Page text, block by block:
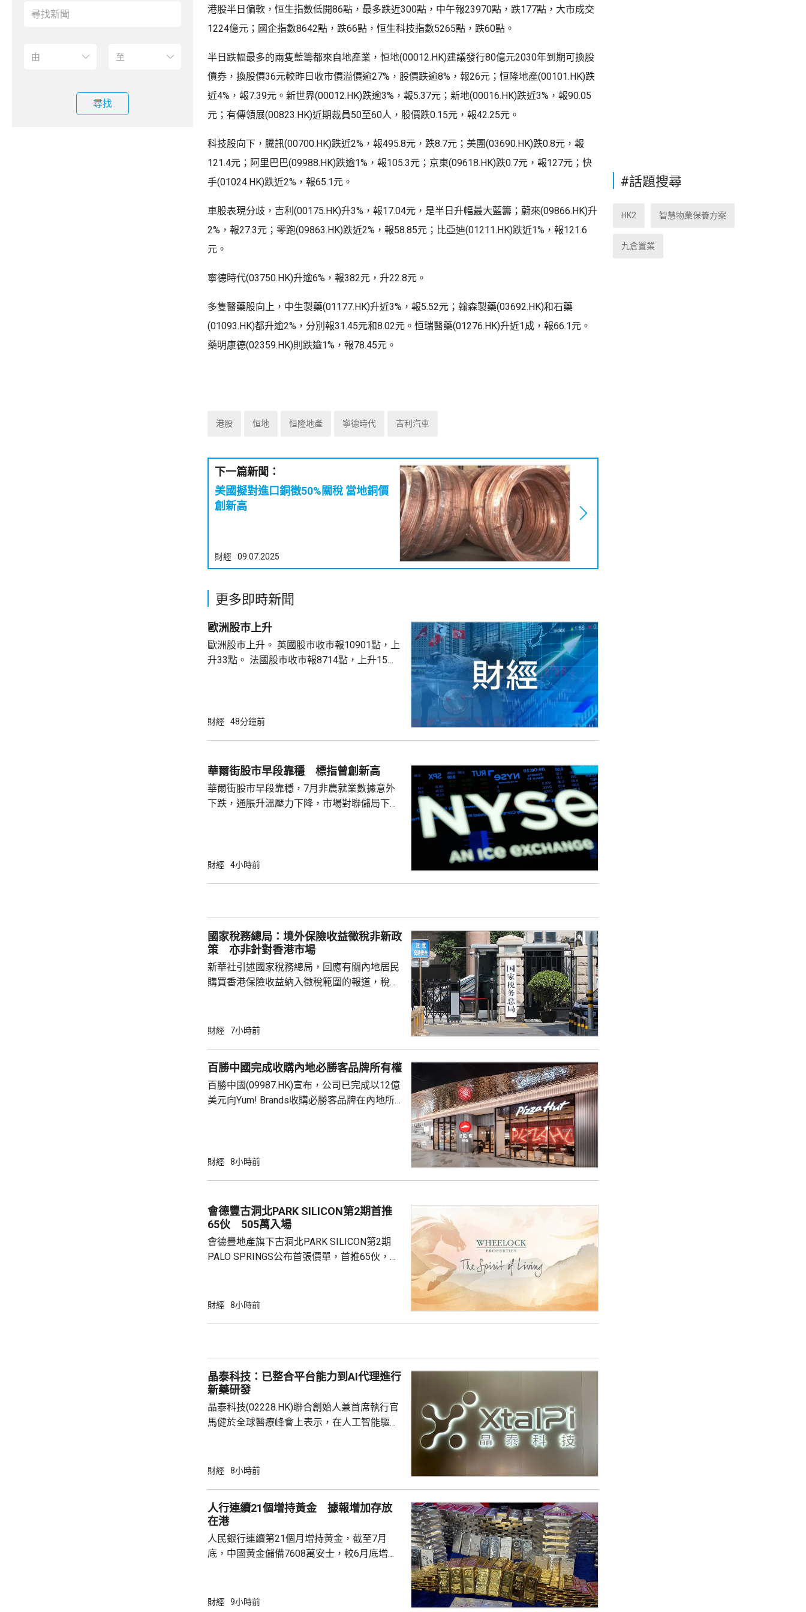
尋找
港股半日偏軟，恒生指數低開86點，最多跌近300點，中午報23970點，跌177點，大市成交
1224億元；國企指數8642點，跌66點，恒生科技指數5265點，跌60點。
半日跌幅最多的兩隻藍籌都來自地產業，恒地(00012.HK)建議發行80億元2030年到期可換股
債券，換股價36元較昨日收市價溢價逾27%，股價跌逾8%，報26元；恒隆地產(00101.HK)跌
近4%，報7.39元。新世界(00012.HK)跌逾3%，報5.37元；新地(00016.HK)跌近3%，報90.05
元；有傳領展(00823.HK)近期裁員50至60人，股價跌0.15元，報42.25元。
科技股向下，騰訊(00700.HK)跌近2%，報495.8元，跌8.7元；美團(03690.HK)跌0.8元，報
121.4元；阿里巴巴(09988.HK)跌逾1%，報105.3元；京東(09618.HK)跌0.7元，報127元；快
手(01024.HK)跌近2%，報65.1元。
車股表現分歧，吉利(00175.HK)升3%，報17.04元，是半日升幅最大藍籌；蔚來(09866.HK)升
2%，報27.3元；零跑(09863.HK)跌近2%，報58.85元；比亞迪(01211.HK)跌近1%，報121.6
元。
寧德時代(03750.HK)升逾6%，報382元，升22.8元。
多隻醫藥股向上，中生製藥(01177.HK)升近3%，報5.52元；翰森製藥(03692.HK)和石藥
(01093.HK)都升逾2%，分別報31.45元和8.02元。恒瑞醫藥(01276.HK)升近1成，報66.1元。
藥明康德(02359.HK)則跌逾1%，報78.45元。
港股 恒地 恒隆地產 寧德時代 吉利汽車
下一篇新聞：
美國擬對進口銅徵50%關稅 當地銅價
創新高
財經 09.07.2025
更多即時新聞
歐洲股巿上升
歐洲股巿上升。 英國股巿收巿報10901點，上
升33點。 法國股巿收巿報8714點，上升15
財經 48分鐘前
華爾街股市早段靠穩 標指曾創新高
華爾街股市早段靠穩，7月非農就業數據意外
下跌，通脹升溫壓力下降，市場對聯儲局下月
53965點，升80點； 標準普爾500指數報7737
財經 4小時前
國家稅務總局：境外保險收益徵稅非新政
策 亦非針對香港市場
新華社引述國家稅務總局，回應有關內地居民
購買香港保險收益納入徵稅範圍的報道，稅務
行納稅義務，境外保險收益也屬於應納稅所得
從境外取得，包括保險收益在內，應依法繳納
個人所得稅，是國際通行做法，亦是中國個人
所得稅法實施以來，一直堅持的基本原則...
財經 7小時前
百勝中國完成收購內地必勝客品牌所有權
百勝中國(09987.HK)宣布，公司已完成以12億
美元向Yum! Brands收購必勝客品牌在內地所
800家。 免去向Yum! Brands支付3%的特許經
2.8%。在計入交易相關成本、利息...
財經 8小時前
會德豐古洞北PARK SILICON第2期首推
65伙 505萬入場
會德豐地產旗下古洞北PARK SILICON第2期
PALO SPRINGS公布首張價單，首推65伙，扣
實均呎17671元。項目明日開放示範單位予公
財經 8小時前
晶泰科技：已整合平台能力到AI代理進行
新藥研發
晶泰科技(02228.HK)聯合創始人兼首席執行官
馬健於全球醫療峰會上表示，在人工智能驅動
需要降決不少跨尺度的複雜科學問題。他又
力整合為Genius Agent，能調度專家技能與真
實實驗和基礎設施，完成真正的科研項目，並
已...
財經 8小時前
人行連續21個增持黃金 據報增加存放
在港
人民銀行連續第21個月增持黃金，截至7月
底，中國黃金儲備7608萬安士，較6月底增加
金，將可助力支持香港成為主要的黃金交易中
財經 9小時前
#話題搜尋
HK2 智慧物業保養方案
九倉置業